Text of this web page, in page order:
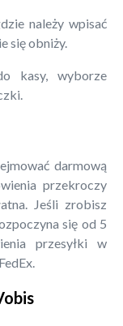
należy wpisać
się obniży.
kasy, wyborze
darmową
przekroczy
Jeśli zrobisz
się od 5
przesyłki w